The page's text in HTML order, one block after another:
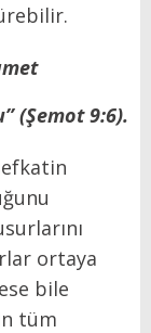
(Şemot 9:6).
ortaya
bile
tüm